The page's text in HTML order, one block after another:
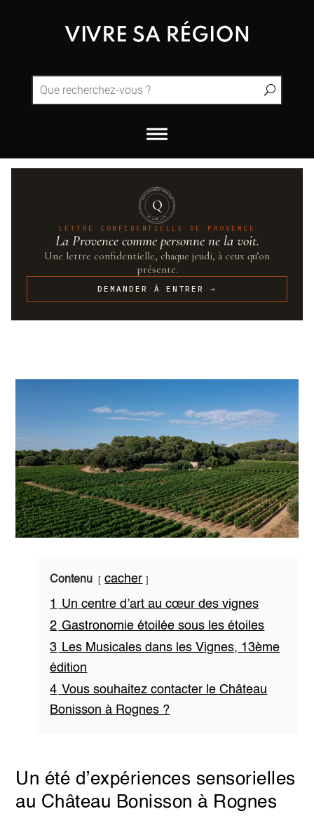
QUINTESSENCE·PROVENCE
UN·SUR·CENT
Q
LETTRE CONFIDENTIELLE DE PROVENCE
La Provence comme personne ne la voit.
Une lettre confidentielle, chaque jeudi, à ceux qu’on
présente.
DEMANDER À ENTRER →
Contenu
cacher
1
Un centre d’art au cœur des vignes
2 Gastronomie étoilée sous les étoiles
3 Les Musicales dans les Vignes, 13ème
édition
4 Vous souhaitez contacter le Château
Bonisson à Rognes ?
Un été d’expériences sensorielles
au Château Bonisson à Rognes